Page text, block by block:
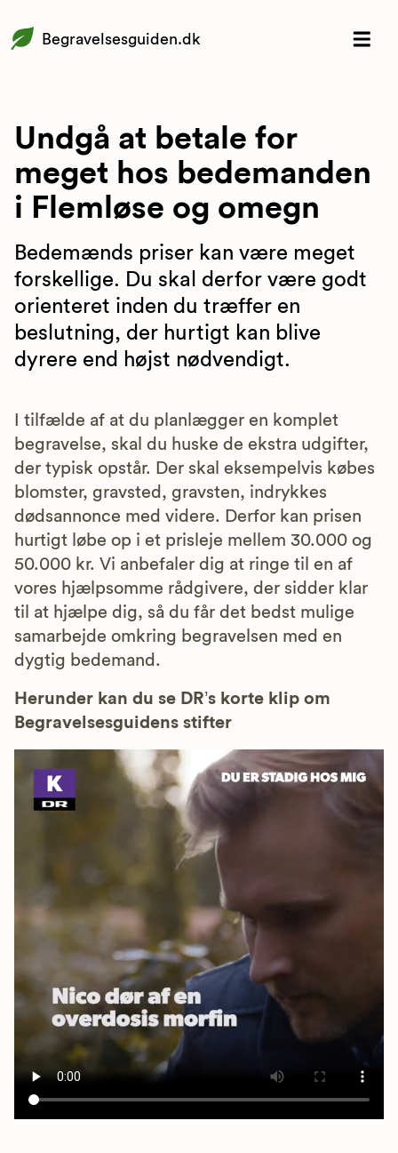
Begravelsesguiden.dk
Undgå at betale for
meget hos bedemanden
i Flemløse og omegn
Bedemænds priser kan være meget
forskellige. Du skal derfor være godt
orienteret inden du træffer en
beslutning, der hurtigt kan blive
dyrere end højst nødvendigt.
I tilfælde af at du planlægger en komplet
begravelse, skal du huske de ekstra udgifter,
der typisk opstår. Der skal eksempelvis købes
blomster, gravsted, gravsten, indrykkes
dødsannonce med videre. Derfor kan prisen
hurtigt løbe op i et prisleje mellem 30.000 og
50.000 kr. Vi anbefaler dig at ringe til en af
vores hjælpsomme rådgivere, der sidder klar
til at hjælpe dig, så du får det bedst mulige
samarbejde omkring begravelsen med en
dygtig bedemand.
Herunder kan du se DR’s korte klip om
Begravelsesguidens stifter